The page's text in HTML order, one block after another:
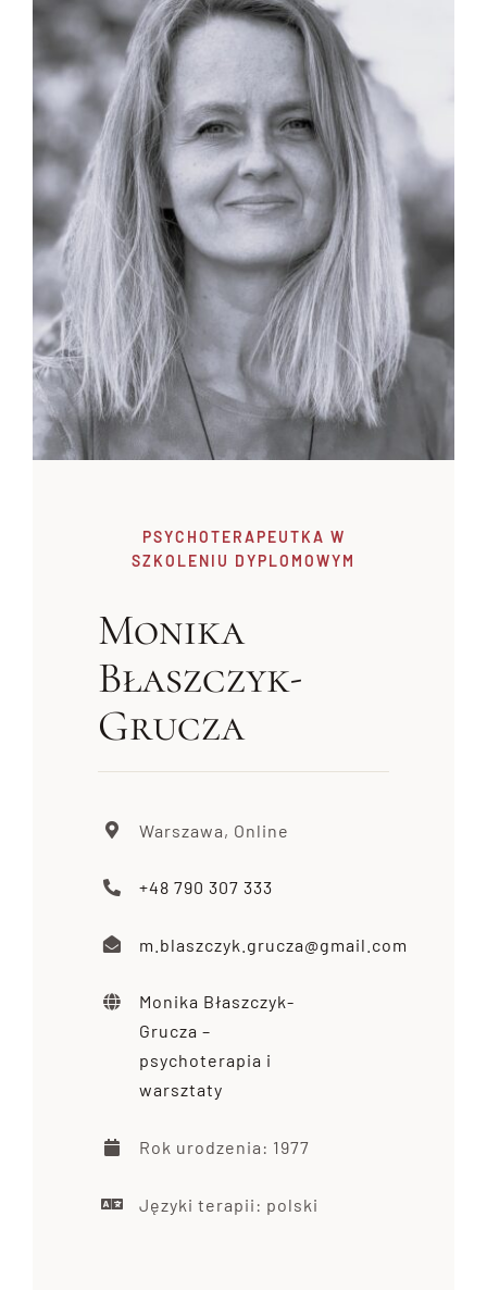
Kontakt
PSYCHOTERAPEUTKA W
SZKOLENIU DYPLOMOWYM
Monika
Błaszczyk-
Grucza
Warszawa, Online
+48 790 307 333
m.blaszczyk.grucza@gmail.com
Monika Błaszczyk-
Grucza –
psychoterapia i
warsztaty
Rok urodzenia: 1977
Języki terapii: polski